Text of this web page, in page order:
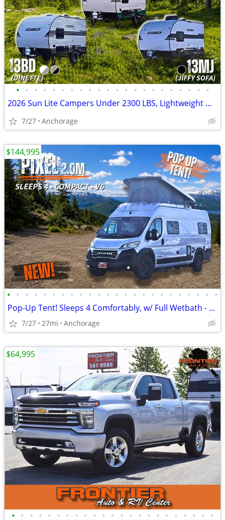
• • • • • • • • • • • • • • • • • • • • • •
2026 Sun Lite Campers Under 2300 LBS, Lightweight W/ Solar ☀️
7/27 Anchorage
• • • • • • • • • • • • • • • • • • • • • • • •
Pop-Up Tent! Sleeps 4 Comfortably, w/ Full Wetbath - 2026 Pixel 2.0M
7/27 27mi Anchorage
$144,995
• • • • • • • • • • • • • • • • • • • • • • •
$64,995